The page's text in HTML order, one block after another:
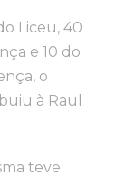
Liceu, 40
e 10 do
o
à Raul
teve